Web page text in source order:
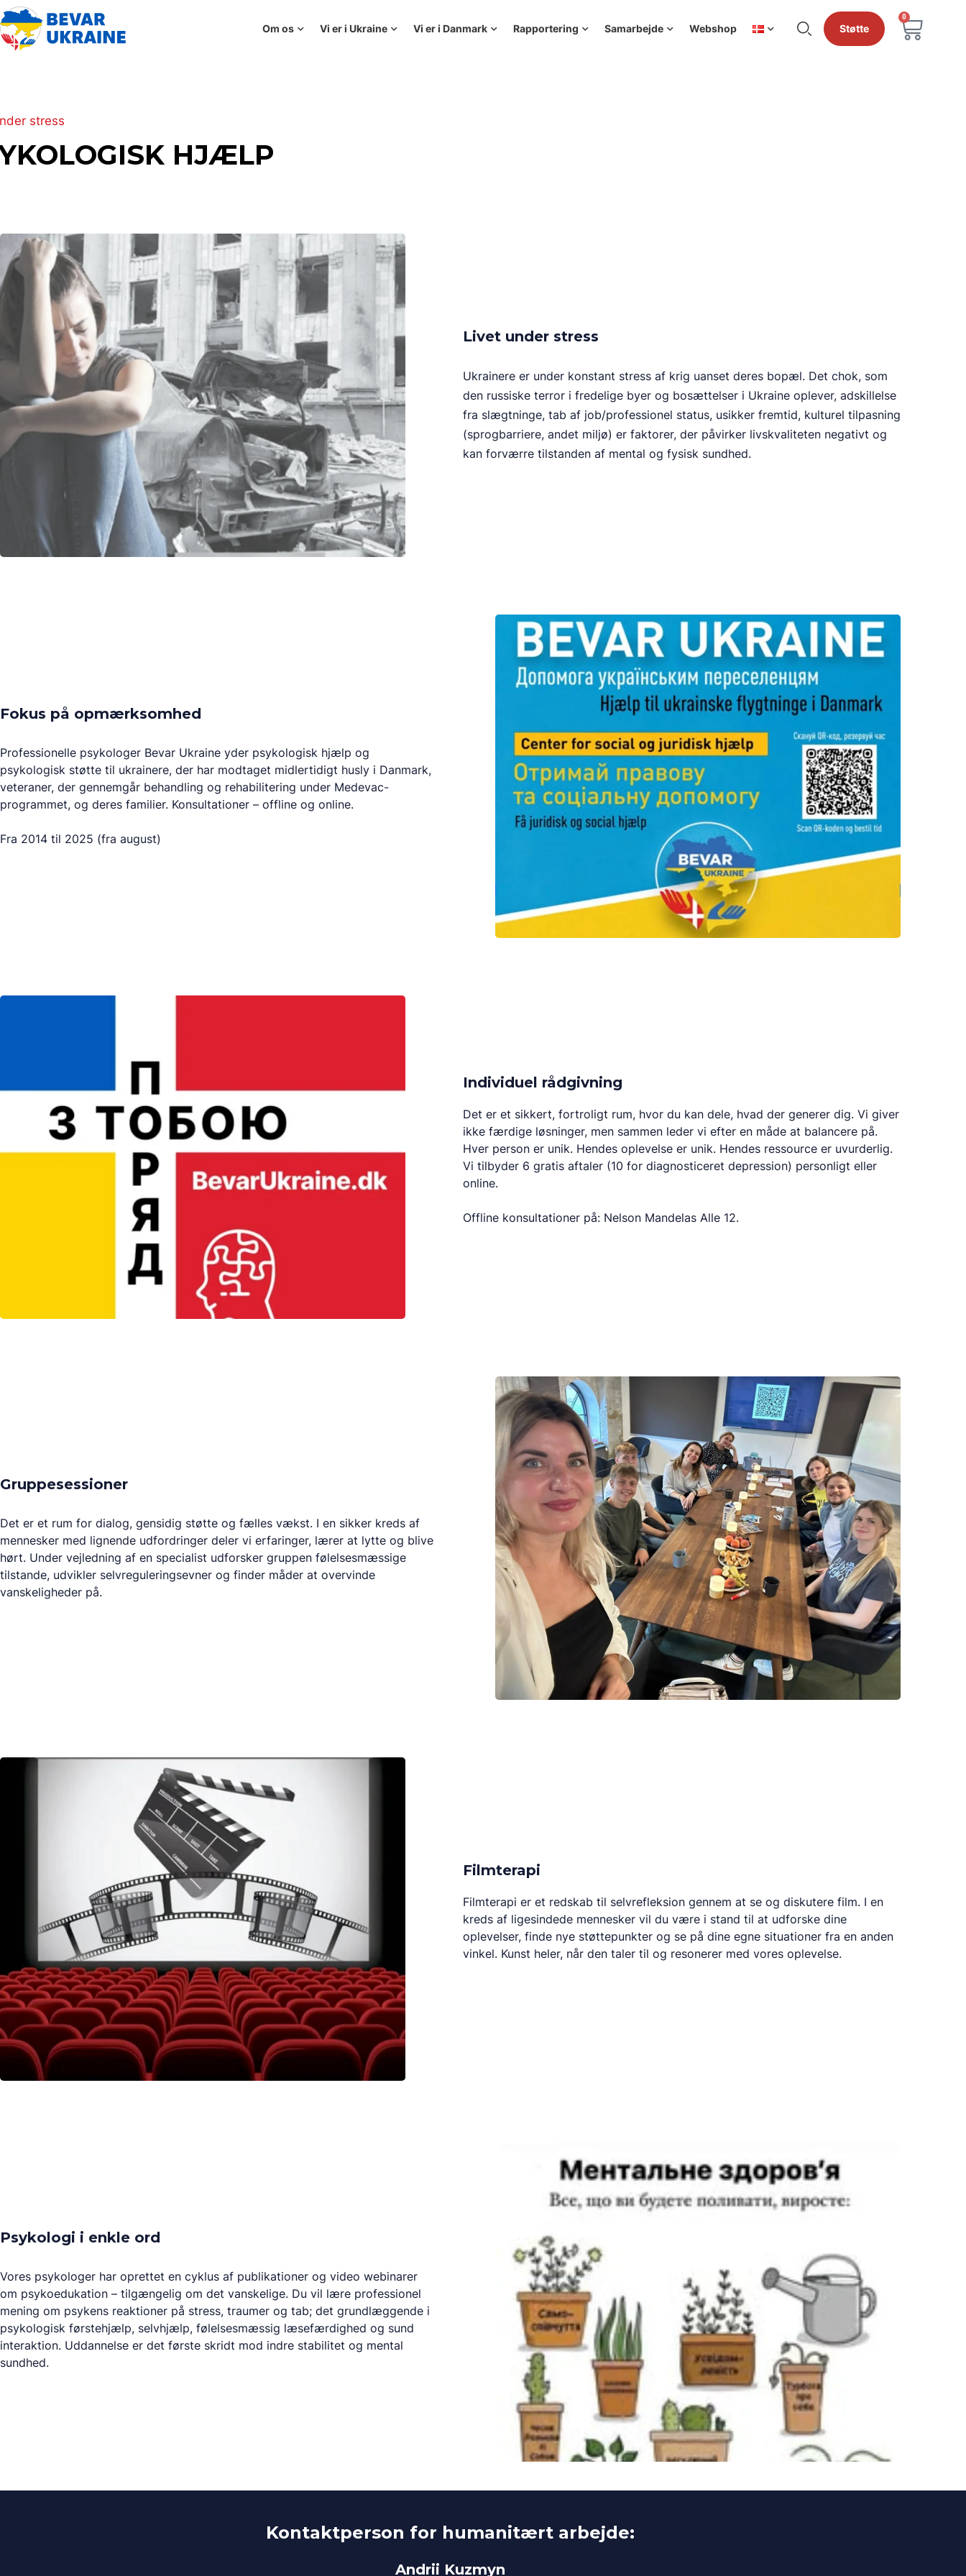
Om os Vi er i Ukraine Vi er i Danmark Rapportering Samarbejde Webshop Støtte
0
stress
HJÆLP
Livet under stress
Ukrainere er under konstant stress af krig uanset deres bopæl. Det chok, som
den russiske terror i fredelige byer og bosættelser i Ukraine oplever, adskillelse
fra slægtninge, tab af job/professionel status, usikker fremtid, kulturel tilpasning
(sprogbarriere, andet miljø) er faktorer, der påvirker livskvaliteten negativt og
kan forværre tilstanden af mental og fysisk sundhed.
Fokus på opmærksomhed
Professionelle psykologer Bevar Ukraine yder psykologisk hjælp og
psykologisk støtte til ukrainere, der har modtaget midlertidigt husly i Danmark,
veteraner, der gennemgår behandling og rehabilitering under Medevac-
programmet, og deres familier. Konsultationer – offline og online.
Fra 2014 til 2025 (fra august)
Individuel rådgivning
Det er et sikkert, fortroligt rum, hvor du kan dele, hvad der generer dig. Vi giver
ikke færdige løsninger, men sammen leder vi efter en måde at balancere på.
Hver person er unik. Hendes oplevelse er unik. Hendes ressource er uvurderlig.
Vi tilbyder 6 gratis aftaler (10 for diagnosticeret depression) personligt eller
online.
Offline konsultationer på: Nelson Mandelas Alle 12.
Gruppesessioner
Det er et rum for dialog, gensidig støtte og fælles vækst. I en sikker kreds af
mennesker med lignende udfordringer deler vi erfaringer, lærer at lytte og blive
hørt. Under vejledning af en specialist udforsker gruppen følelsesmæssige
tilstande, udvikler selvreguleringsevner og finder måder at overvinde
vanskeligheder på.
Filmterapi
Filmterapi er et redskab til selvrefleksion gennem at se og diskutere film. I en
kreds af ligesindede mennesker vil du være i stand til at udforske dine
oplevelser, finde nye støttepunkter og se på dine egne situationer fra en anden
vinkel. Kunst heler, når den taler til og resonerer med vores oplevelse.
Psykologi i enkle ord
Vores psykologer har oprettet en cyklus af publikationer og video webinarer
om psykoedukation – tilgængelig om det vanskelige. Du vil lære professionel
mening om psykens reaktioner på stress, traumer og tab; det grundlæggende i
psykologisk førstehjælp, selvhjælp, følelsesmæssig læsefærdighed og sund
interaktion. Uddannelse er det første skridt mod indre stabilitet og mental
sundhed.
Kontaktperson for humanitært arbejde:
Andrii Kuzmyn